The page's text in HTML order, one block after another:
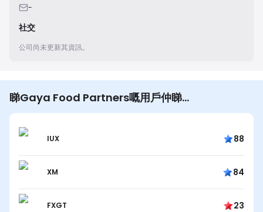
-
社交
公司尚未更新其資訊。
睇Gaya Food Partners嘅用戶仲睇…
IUX 88
XM 84
FXGT 23